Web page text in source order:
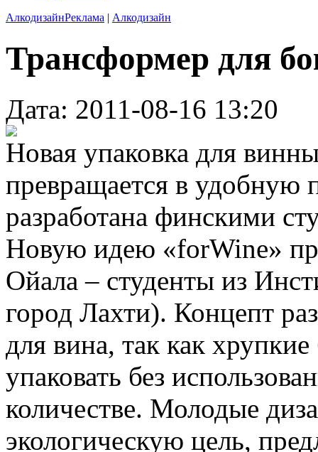
АлкодизайнРеклама | Алкодизайн
Трансформер для
Дата: 2011-08-16 13:20
Новая упаковка для
превращается в удобную
разработана финскими
Новую идею «forWine»
Ойала – студенты из
город Лахти). Концепт
для вина, так как
упаковать без
количестве. Молодые
экологическую цель,